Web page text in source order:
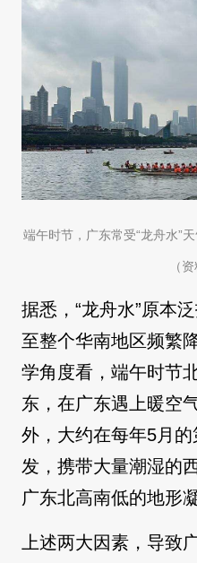
端午时节，广东常受“龙舟水”
（
据悉，“龙舟水”原本
至整个华南地区频繁
学角度看，端午时节
东，在广东遇上暖空
外，大约在每年5月
发，携带大量潮湿的
广东北高南低的地形
上述两大因素，导致